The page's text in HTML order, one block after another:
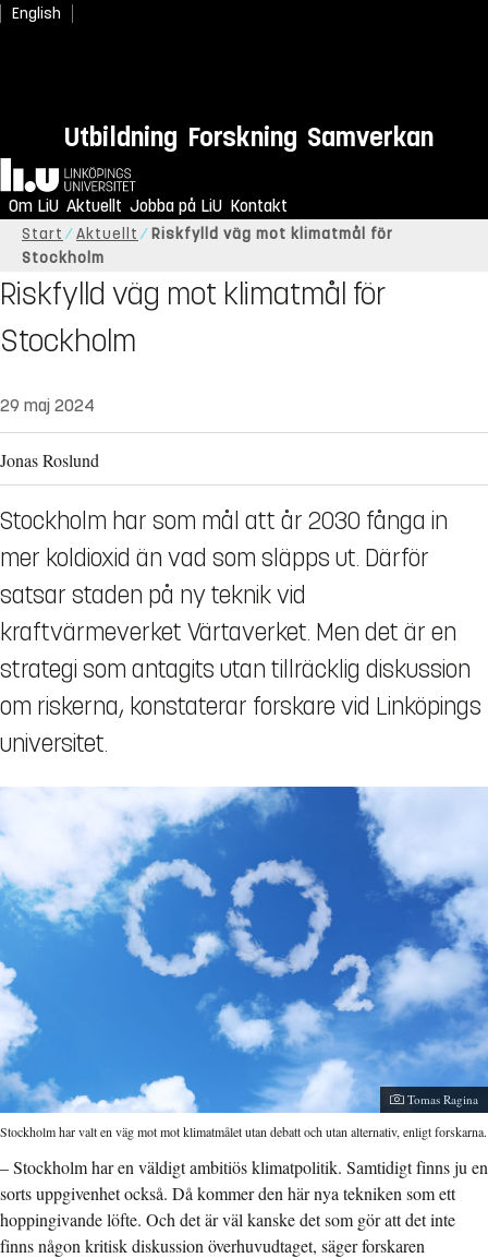
English
Utbildning Forskning Samverkan
Hem
Om LiU Aktuellt Jobba på LiU Kontakt
Start Aktuellt
Riskfylld väg mot klimatmål för
Stockholm
Riskfylld väg mot klimatmål för
Stockholm
29 maj 2024
Jonas Roslund
Stockholm har som mål att år 2030 fånga in
mer koldioxid än vad som släpps ut. Därför
satsar staden på ny teknik vid
kraftvärmeverket Värtaverket. Men det är en
strategi som antagits utan tillräcklig diskussion
om riskerna, konstaterar forskare vid Linköpings
universitet.
Fotograf:
Tomas Ragina
Stockholm har valt en väg mot mot klimatmålet utan debatt och utan alternativ, enligt forskarna.
– Stockholm har en väldigt ambitiös klimatpolitik. Samtidigt finns ju en
sorts uppgivenhet också. Då kommer den här nya tekniken som ett
hoppingivande löfte. Och det är väl kanske det som gör att det inte
finns någon kritisk diskussion överhuvudtaget, säger forskaren